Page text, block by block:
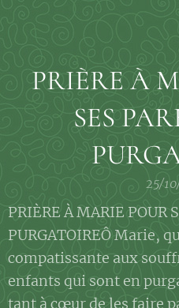
PRIÈRE À
SES
25/
PRIÈRE À MARIE POUR
PURGATOIREÔ Marie,
compatissante aux
enfants qui sont en
tant à cœur de les faire